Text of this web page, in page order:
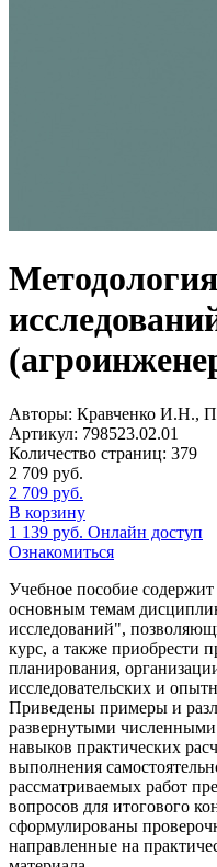
Авторы: Кравченко И.Н.,
Артикул: 798523.02.01
Количество страниц: 379
2 709 руб.
2 709 руб.
В корзину
1 139 руб. Онлайн доступ
Ознакомиться
Учебное пособие
основным темам
исследований",
курс, а также приобрести
планирования,
исследовательских и
Приведены примеры и
развернутыми
навыков практических
выполнения
рассматриваемых работ
вопросов для итогового
сформулированы
направленные на